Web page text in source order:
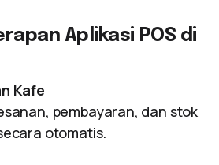
Aplikasi POS di
Kafe
pembayaran, dan stok
otomatis.